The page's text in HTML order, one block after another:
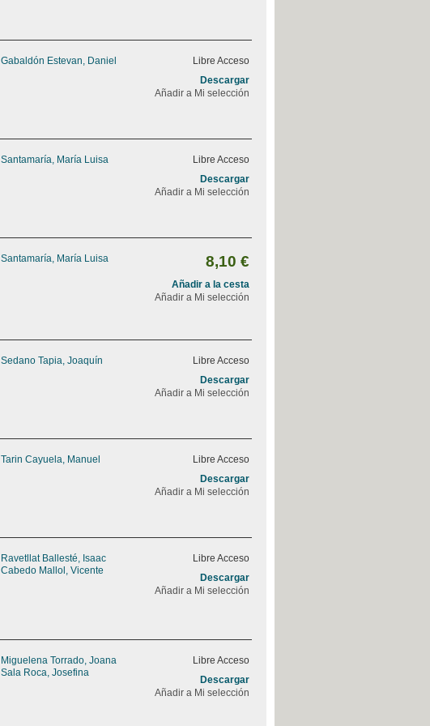
Gabaldón Estevan, Daniel
Libre Acceso
Descargar
Añadir a Mi selección
Santamaría, María Luisa
Libre Acceso
Descargar
Añadir a Mi selección
Santamaría, María Luisa 8,10 €
Añadir a la cesta
Añadir a Mi selección
Sedano Tapia, Joaquín
Libre Acceso
Descargar
Añadir a Mi selección
Tarin Cayuela, Manuel
Libre Acceso
Descargar
Añadir a Mi selección
Ravetllat Ballesté, Isaac
Cabedo Mallol, Vicente
Libre Acceso
Descargar
Añadir a Mi selección
Miguelena Torrado, Joana
Sala Roca, Josefina
Libre Acceso
Descargar
Añadir a Mi selección